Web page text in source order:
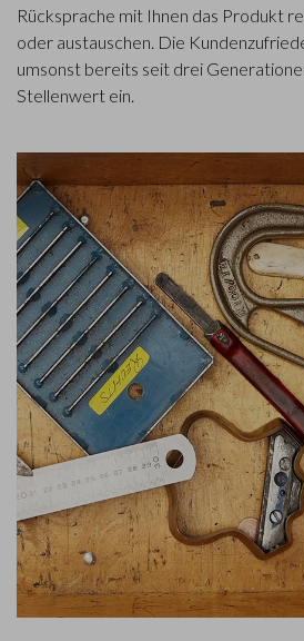
Rücksprache mit Ihnen das Produkt
oder austauschen. Die
umsonst bereits seit drei
Stellenwert ein.